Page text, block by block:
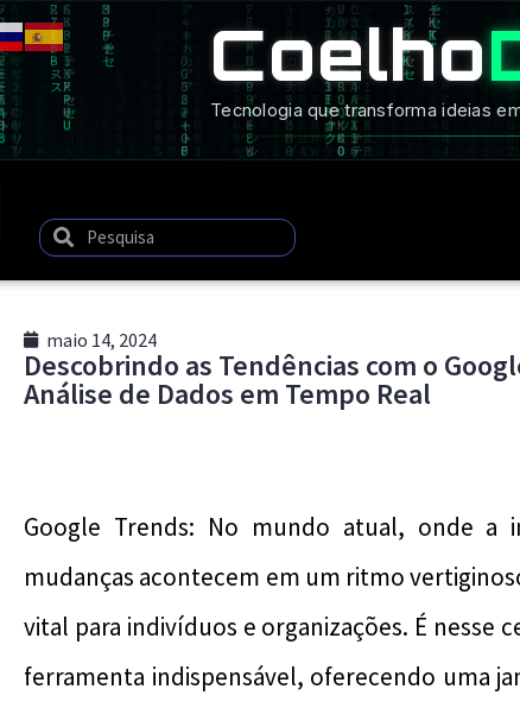
Coelho
Tecnologia que transforma ideias
maio 14, 2024
Descobrindo as Tendências com o
Análise de Dados em Tempo Real
Google Trends: No mundo atual, onde a
mudanças acontecem em um ritmo
vital para indivíduos e organizações. É nesse
ferramenta indispensável, oferecendo uma